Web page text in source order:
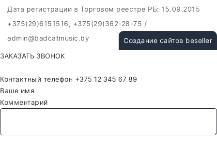
Дата регистрации в Торговом реестре РБ: 15.09.2015
+375(29)6151516; +375(29)362-28-75 /
admin@badcatmusic.by
Создание сайтов beseller
ЗАКАЗАТЬ ЗВОНОК
Контактный телефон
Ваше имя
Комментарий